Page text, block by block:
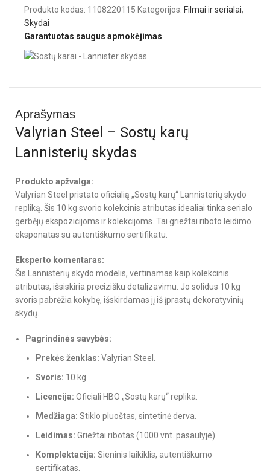
Produkto kodas: 1108220115 Kategorijos: Filmai ir serialai,
Skydai
Garantuotas saugus apmokėjimas
Aprašymas
Valyrian Steel – Sostų karų
Lannisterių skydas
Produkto apžvalga:
Valyrian Steel pristato oficialią „Sostų karų“ Lannisterių skydo
repliką. Šis 10 kg svorio kolekcinis atributas idealiai tinka serialo
gerbėjų ekspozicijoms ir kolekcijoms. Tai griežtai riboto leidimo
eksponatas su autentiškumo sertifikatu.
Eksperto komentaras:
Šis Lannisterių skydo modelis, vertinamas kaip kolekcinis
atributas, išsiskiria precizišku detalizavimu. Jo solidus 10 kg
svoris pabrėžia kokybę, išskirdamas jį iš įprastų dekoratyvinių
skydų.
Pagrindinės savybės:
Prekės ženklas: Valyrian Steel.
Svoris: 10 kg.
Licencija: Oficiali HBO „Sostų karų“ replika.
Medžiaga: Stiklo pluoštas, sintetinė derva.
Leidimas: Griežtai ribotas (1000 vnt. pasaulyje).
Komplektacija: Sieninis laikiklis, autentiškumo
sertifikatas.